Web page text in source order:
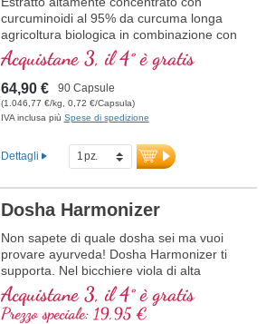
curcuminoidi al 95% da curcuma longa
agricoltura biologica in combinazione con
estratto di pepe nero da agricoltura
biologica, in vetro violetto di alta qualità
Acquistane 3, il 4° è gratis
64,90 € 90 Capsule
(1.046,77 €/kg, 0,72 €/Capsula)
IVA inclusa più Spese di spedizione
Dettagli
Dosha Harmonizer
Non sapete di quale dosha sei ma vuoi
provare ayurveda! Dosha Harmonizer ti
supporta. Nel bicchiere viola di alta
qualità.
Acquistane 3, il 4° è gratis
Prezzo speciale: 19,95 €